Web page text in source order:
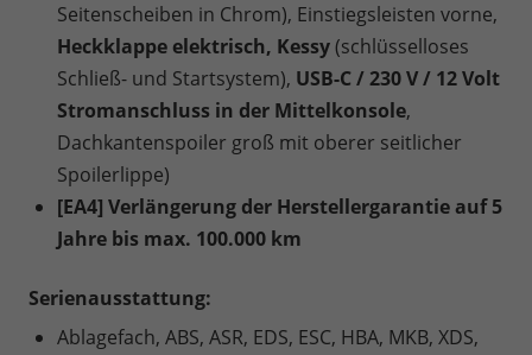
Seitenscheiben in Chrom), Einstiegsleisten vorne,
Heckklappe elektrisch, Kessy(schlüsselloses
Schließ- und Startsystem), USB-C / 230 V / 12 Volt
Stromanschluss in der Mittelkonsole,
Dachkantenspoiler groß mit oberer seitlicher
Spoilerlippe)
[EA4] Verlängerung der Herstellergarantie auf 5
Jahre bis max. 100.000 km
Serienausstattung:
Ablagefach, ABS, ASR, EDS, ESC, HBA, MKB, XDS,